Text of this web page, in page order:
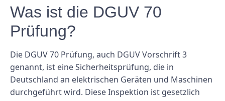
Was ist die DGUV 70
Prüfung?
Die DGUV 70 Prüfung, auch DGUV Vorschrift 3
genannt, ist eine Sicherheitsprüfung, die in
Deutschland an elektrischen Geräten und Maschinen
durchgeführt wird. Diese Inspektion ist gesetzlich